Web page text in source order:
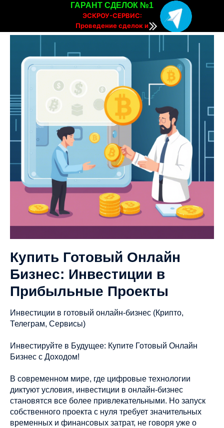
ЭСКРОУ-СЕРВИС:
Проведение сделок и
расчетов онлайн
ГАРАНТ СДЕЛОК №1
Купить Готовый Онлайн
Бизнес: Инвестиции в
Прибыльные Проекты
Инвестиции в готовый онлайн-бизнес (Крипто,
Телеграм, Сервисы)
Инвестируйте в Будущее: Купите Готовый Онлайн
Бизнес с Доходом!
В современном мире, где цифровые технологии
диктуют условия, инвестиции в онлайн-бизнес
становятся все более привлекательными. Но запуск
собственного проекта с нуля требует значительных
временных и финансовых затрат, не говоря уже о